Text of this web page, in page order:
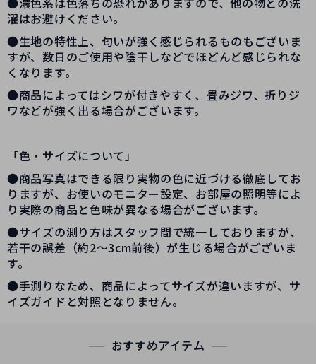
濯はお避けください。
●生地の特性上、匂いが強く感じられるものもございま
すが、数日のご使用や陰干しなどでほどんど感じられな
くなります。
●商品によってはシワが付きやすく、畳みジワ、折りジ
ワなどが強く出る場合がございます。
「色・サイズについて」
●商品写真はできる限り実物の色に近づける徹底してお
りますが、お使いのモニター設定、お部屋の照明等によ
り実際の商品と色味が異なる場合がございます。
●サイズの測り方はスタッフ間で統一しておりますが、
若干の誤差（約2～3cm前後）が生じる場合がございま
す。
●手測りなため、商品によってサイズが違いますが、サ
イズガイドと対照となりません。
おすすめアイテム